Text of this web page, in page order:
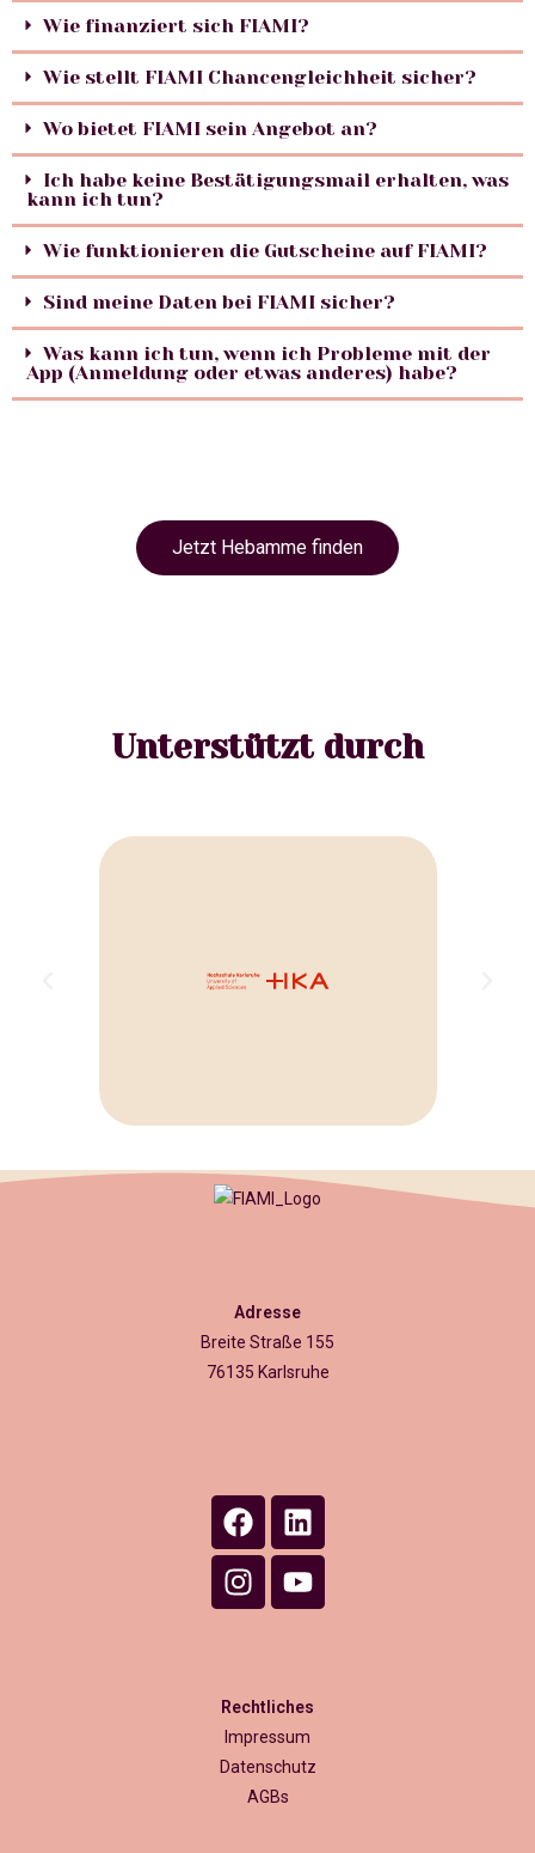
Wie finanziert sich FIAMI?
Wie stellt FIAMI Chancengleichheit sicher?
Wo bietet FIAMI sein Angebot an?
Ich habe keine Bestätigungsmail erhalten, was
kann ich tun?
Wie funktionieren die Gutscheine auf FIAMI?
Sind meine Daten bei FIAMI sicher?
Was kann ich tun, wenn ich Probleme mit der
App (Anmeldung oder etwas anderes) habe?
Jetzt Hebamme finden
Unterstützt durch
Adresse
Breite Straße 155
76135 Karlsruhe
Rechtliches
Impressum
Datenschutz
AGBs